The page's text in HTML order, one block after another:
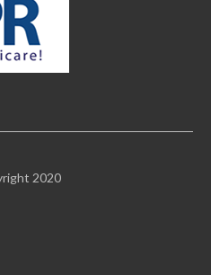
2020